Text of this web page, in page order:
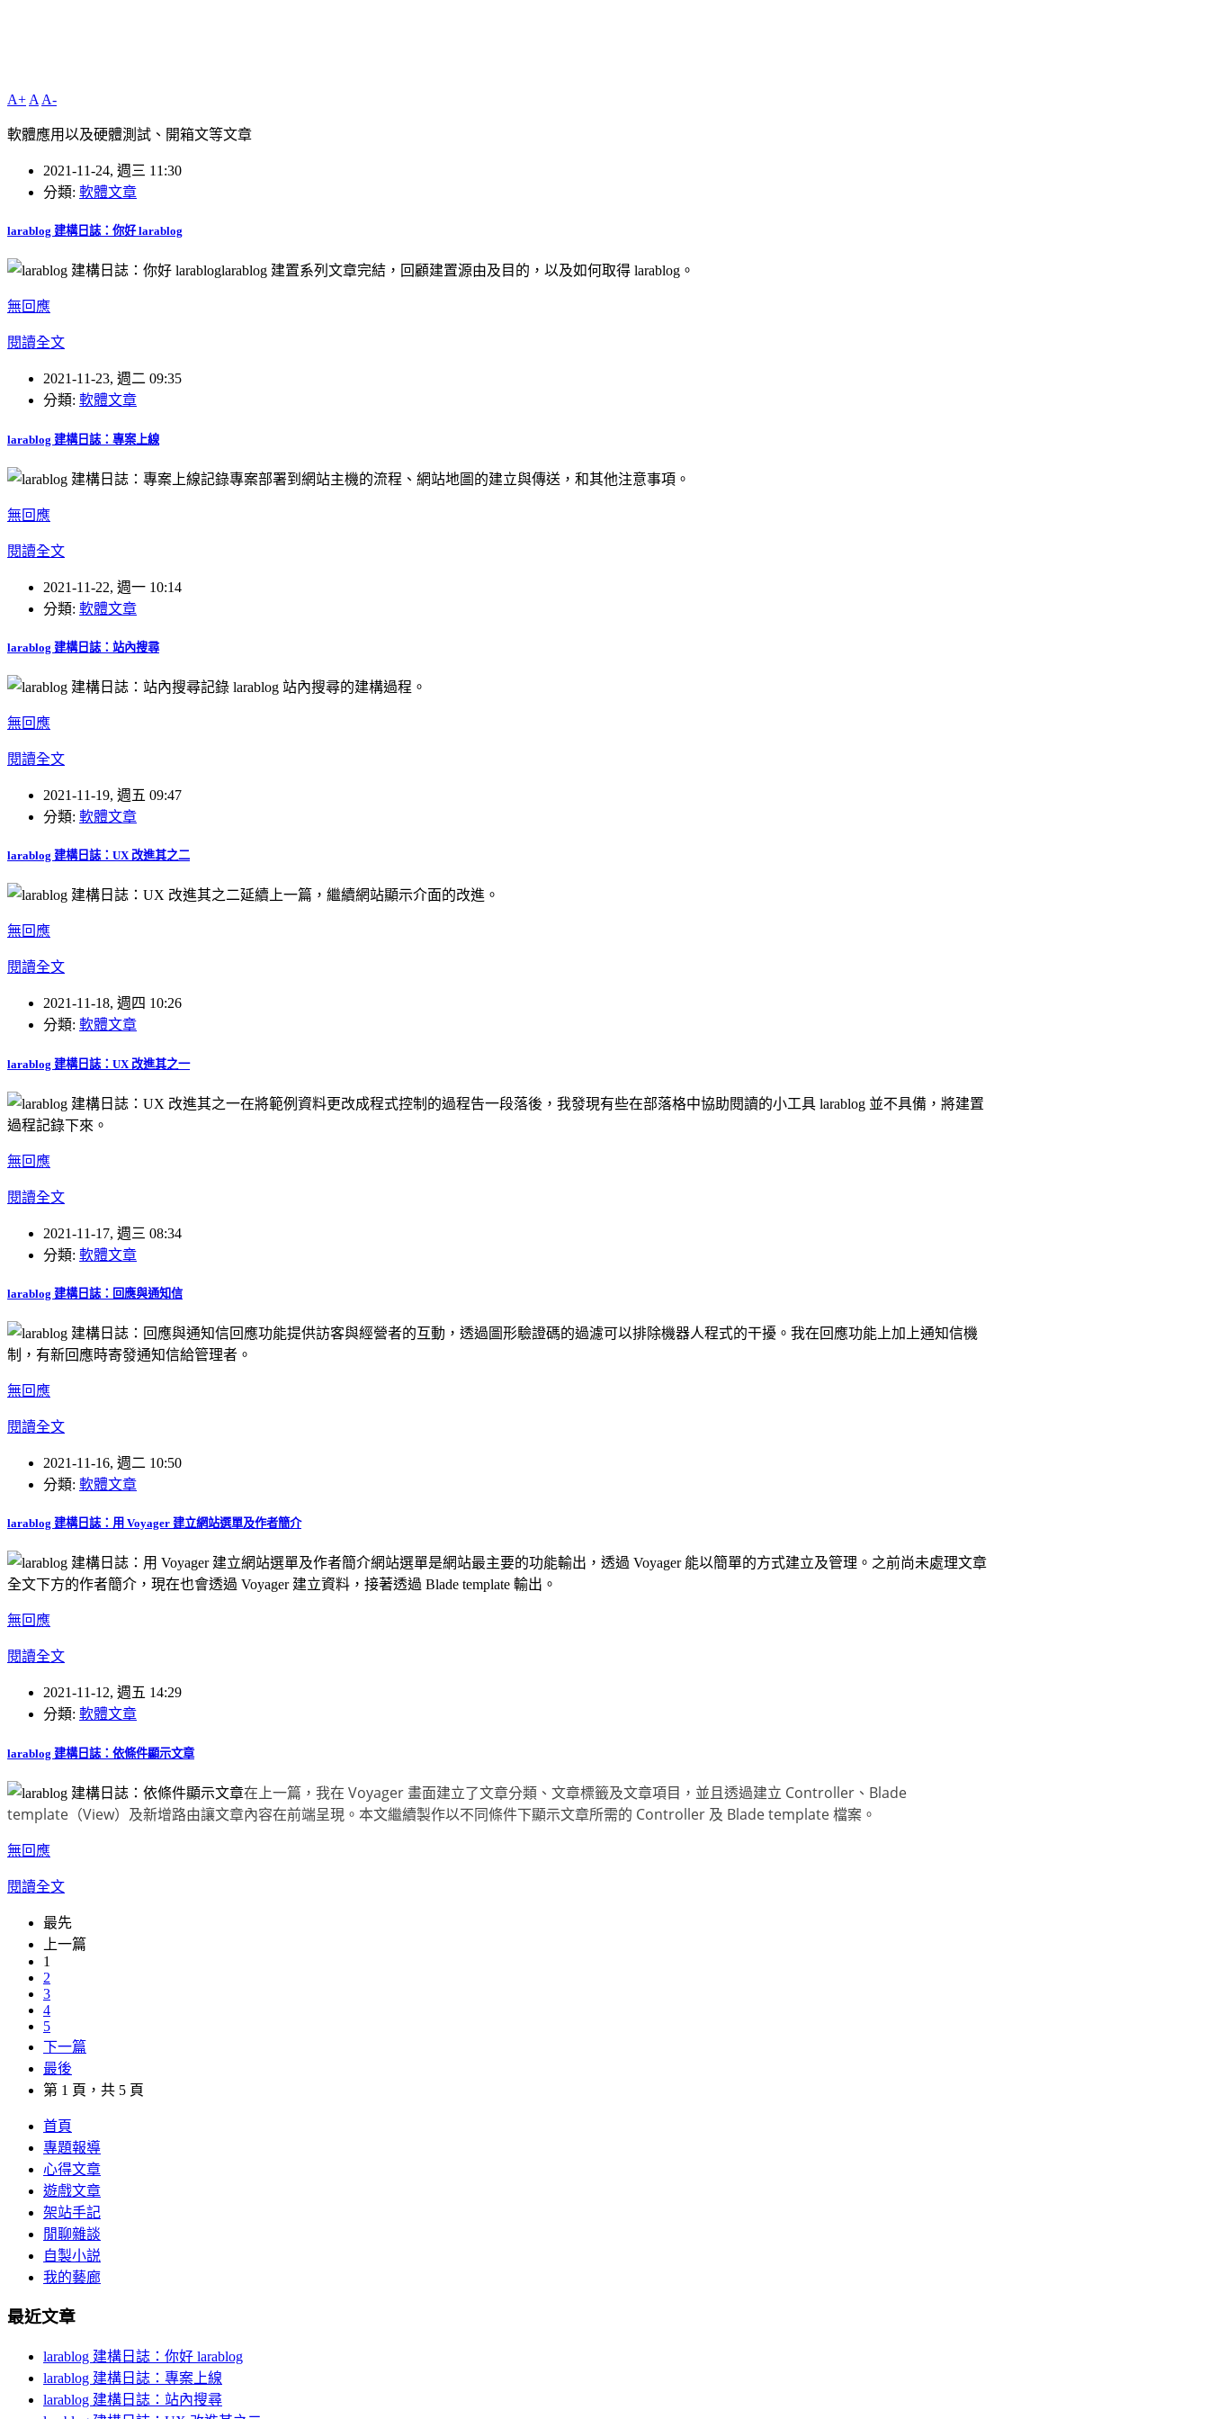
A+ A A-
軟體應用以及硬體測試、開箱文等文章
2021-11-24, 週三 11:30
分類: 軟體文章
larablog 建構日誌：你好 larablog
larablog 建置系列文章完結，回顧建置源由及目的，以及如何取得 larablog。
無回應
閱讀全文
2021-11-23, 週二 09:35
分類: 軟體文章
larablog 建構日誌：專案上線
記錄專案部署到網站主機的流程、網站地圖的建立與傳送，和其他注意事項。
無回應
閱讀全文
2021-11-22, 週一 10:14
分類: 軟體文章
larablog 建構日誌：站內搜尋
記錄 larablog 站內搜尋的建構過程。
無回應
閱讀全文
2021-11-19, 週五 09:47
分類: 軟體文章
larablog 建構日誌：UX 改進其之二
延續上一篇，繼續網站顯示介面的改進。
無回應
閱讀全文
2021-11-18, 週四 10:26
分類: 軟體文章
larablog 建構日誌：UX 改進其之一
在將範例資料更改成程式控制的過程告一段落後，我發現有些在部落格中協助閱讀的小工具 larablog 並不具備，將建置
過程記錄下來。
無回應
閱讀全文
2021-11-17, 週三 08:34
分類: 軟體文章
larablog 建構日誌：回應與通知信
回應功能提供訪客與經營者的互動，透過圖形驗證碼的過濾可以排除機器人程式的干擾。我在回應功能上加上通知信機
制，有新回應時寄發通知信給管理者。
無回應
閱讀全文
2021-11-16, 週二 10:50
分類: 軟體文章
larablog 建構日誌：用 Voyager 建立網站選單及作者簡介
網站選單是網站最主要的功能輸出，透過 Voyager 能以簡單的方式建立及管理。之前尚未處理文章
全文下方的作者簡介，現在也會透過 Voyager 建立資料，接著透過 Blade template 輸出。
無回應
閱讀全文
2021-11-12, 週五 14:29
分類: 軟體文章
larablog 建構日誌：依條件顯示文章
在上一篇，我在 Voyager 畫面建立了文章分類、文章標籤及文章項目，並且透過建立 Controller、Blade
template（View）及新增路由讓文章內容在前端呈現。本文繼續製作以不同條件下顯示文章所需的 Controller 及 Blade template 檔案。
無回應
閱讀全文
最先
上一篇
1
2
3
4
5
下一篇
最後
第 1 頁，共 5 頁
首頁
專題報導
心得文章
遊戲文章
架站手記
閒聊雜談
自製小説
我的藝廊
最近文章
larablog 建構日誌：你好 larablog
larablog 建構日誌：專案上線
larablog 建構日誌：站內搜尋